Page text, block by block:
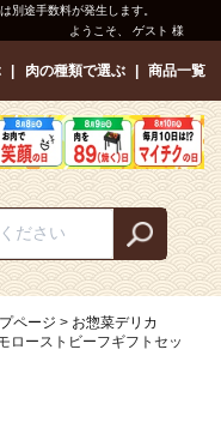
別途手数料が発生します。
ようこそ、 ゲスト 様
肉の種類で選ぶ 商品一覧
ページ
お惣菜デリカ
ローストビーフギフトセッ